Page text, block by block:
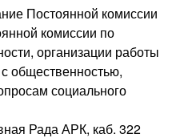
Постоянной комиссии
комиссии по
организации работы
общественностью,
социального
Рада АРК, каб. 322